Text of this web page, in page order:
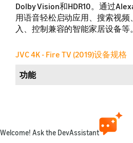
Dolby Vision和HDR10。通过
用语音轻松启动应用、搜索视
入、控制兼容的智能家居设备等。
JVC 4K - Fire TV (2019)设备规格
功能
发布年份
Welcome! Ask the DevAssistant